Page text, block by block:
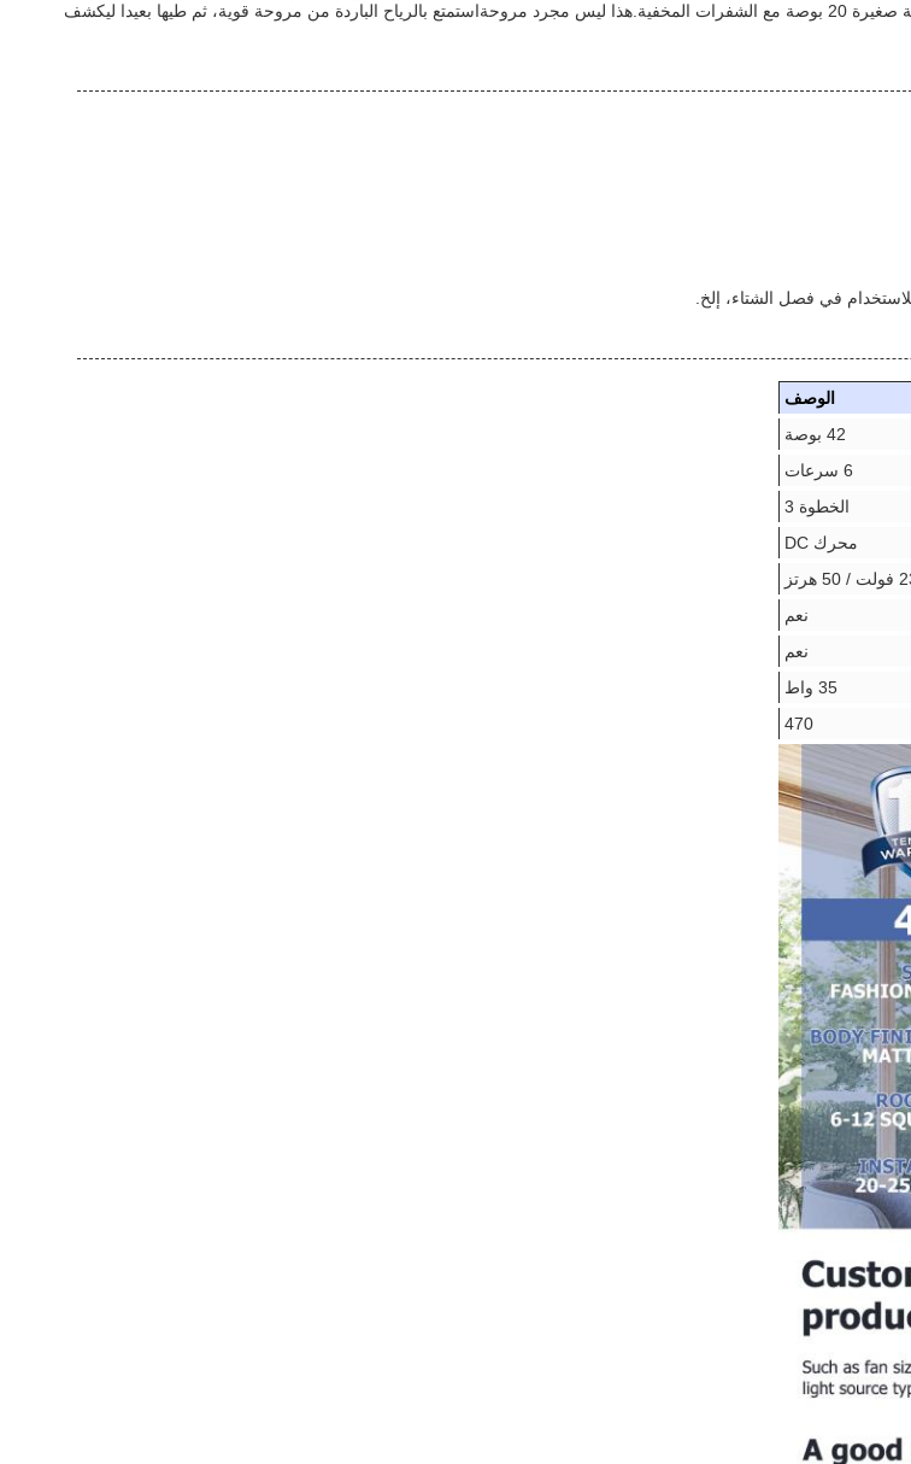
الخفية الثلاثة ميزة تصميم فريدة - عندما لا تستخدم ، يتحول المروحة البالغة 42 بوصة إلى مروحة صغيرة 20 بوصة مع الشفرات المخفية.هذا ليس مجرد مروحةاستمتع بالرياح الباردة من مروحة قوية، ثم طيها بعيدا ليكشف
في فصل الشتاء، إلخ.
الوصف
42 بوصة
6 سرعات
الخطوة 3
محرك DC
هرتز
نعم
نعم
35 واط
470